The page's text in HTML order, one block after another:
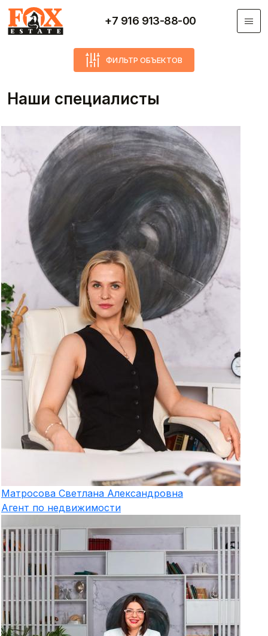
Перейти к основному содержанию
+7 916 913-88-00
ФИЛЬТР ОБЪЕКТОВ
Наши специалисты
Матросова Светлана Александровна
Агент по недвижимости